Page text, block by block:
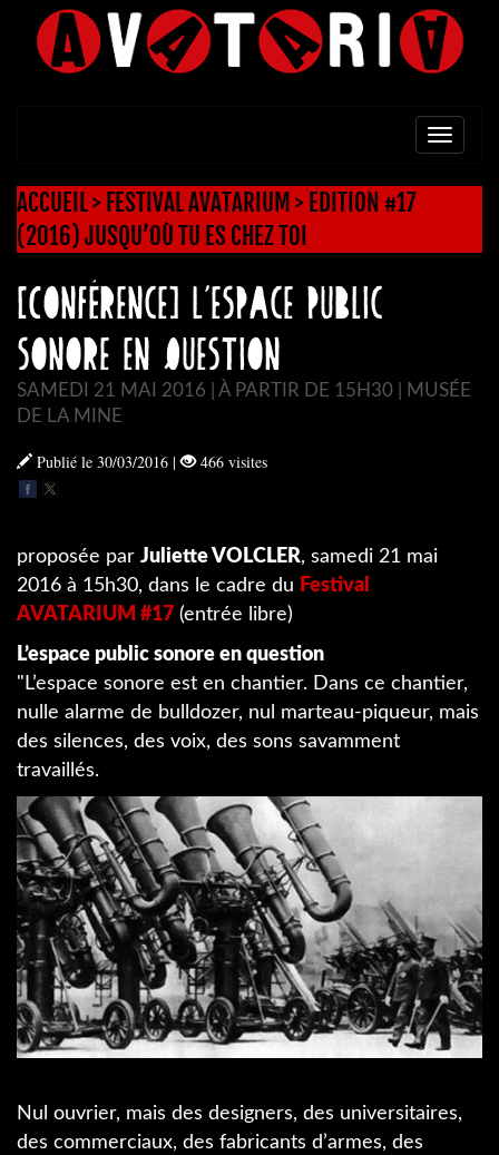
ACCUEIL> FESTIVAL AVATARIUM > EDITION #17
(2016) JUSQU’OÙ TU ES CHEZ TOI
[Conférence] L’espace public
sonore en question
SAMEDI 21 MAI 2016 | À PARTIR DE 15H30 | MUSÉE
DE LA MINE
Publié le 30/03/2016 | 466 visites
proposée par Juliette VOLCLER, samedi 21 mai
2016 à 15h30, dans le cadre du Festival
AVATARIUM #17 (entrée libre)
L’espace public sonore en question
"L’espace sonore est en chantier. Dans ce chantier,
nulle alarme de bulldozer, nul marteau-­piqueur, mais
des silences, des voix, des sons savamment
travaillés.
Nul ouvrier, mais des designers, des universitaires,
des commerciaux, des fabricants d’armes, des